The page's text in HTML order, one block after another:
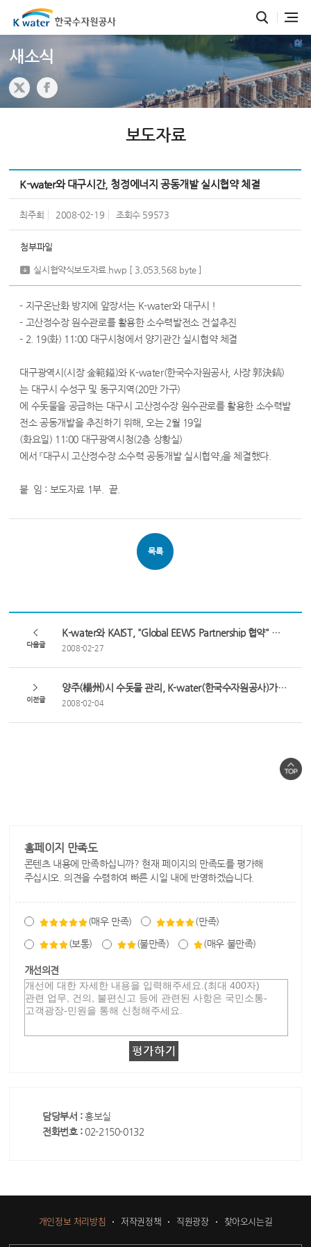
새소식
보도자료
K-water와 대구시간, 청정에너지 공동개발 실시협약 체결
최주희 2008-02-19 조회수 59573
첨부파일
실시협약식보도자료.hwp [ 3,053,568 byte ]
- 지구온난화 방지에 앞장서는 K-water와 대구시 !
- 고산정수장 원수관로를 활용한 소수력발전소 건설추진
- 2. 19(화) 11:00 대구시청에서 양기관간 실시협약 체결
대구광역시(시장 金範鎰)와 K-water(한국수자원공사, 사장 郭決鎬)
는 대구시 수성구 및 동구지역(20만 가구)
에 수돗물을 공급하는 대구시 고산정수장 원수관로를 활용한 소수력발
전소 공동개발을 추진하기 위해, 오는 2월 19일
(화요일) 11:00 대구광역시청(2층 상황실)
에서 『대구시 고산정수장 소수력 공동개발 실시협약』을 체결했다.
붙 임 : 보도자료 1부. 끝.
목록
다음글
K-water와 KAIST, "Global EEWS Partnership 협약" 체결
2008-02-27
이전글
양주(楊州)시 수돗물 관리, K-water(한국수자원공사)가 맡는다
2008-02-04
홈페이지 만족도
콘텐츠 내용에 만족하십니까? 현재 페이지의 만족도를 평가해
주십시오. 의견을 수렴하여 빠른 시일 내에 반영하겠습니다.
(매우 만족) (만족)
(보통) (불만족) (매우 불만족)
개선의견
담당부서 :홍보실
전화번호 : 02-2150-0132
개인정보 처리방침 저작권정책 직원광장 찾아오시는길